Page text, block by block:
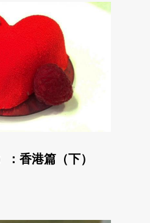
香港篇（下）